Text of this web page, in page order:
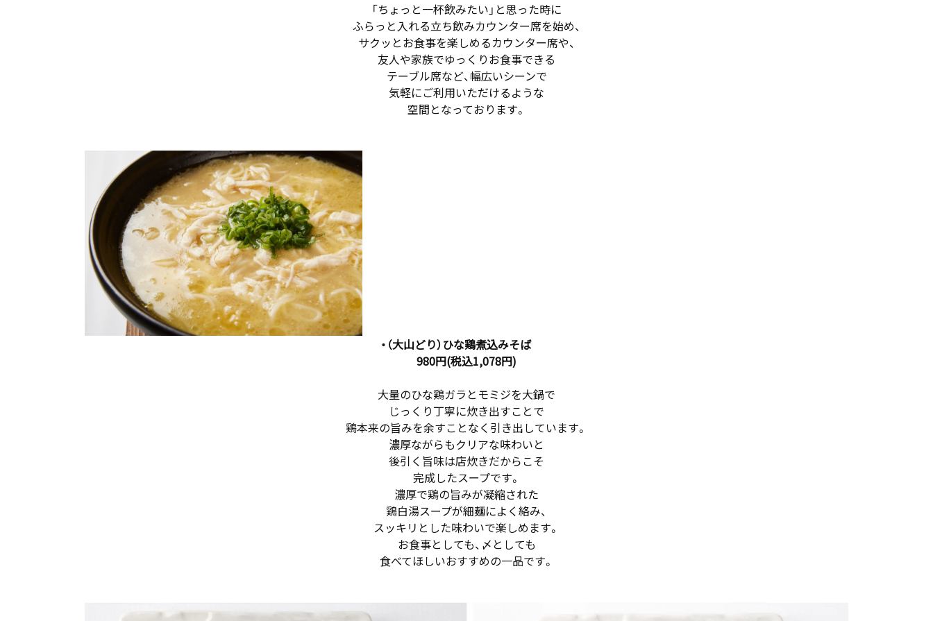
「ちょっと一杯飲みたい」と思った時に
ふらっと入れる立ち飲みカウンター席を始め、
サクッとお食事を楽しめるカウンター席や、
友人や家族でゆっくりお食事できる
テーブル席など、幅広いシーンで
気軽にご利用いただけるような
空間となっております。
・（大山どり）ひな鶏煮込みそば
980円(税込1,078円)
大量のひな鶏ガラとモミジを大鍋で
じっくり丁寧に炊き出すことで
鶏本来の旨みを余すことなく引き出しています。
濃厚ながらもクリアな味わいと
後引く旨味は店炊きだからこそ
完成したスープです。
濃厚で鶏の旨みが凝縮された
鶏白湯スープが細麺によく絡み、
スッキリとした味わいで楽しめます。
お食事としても、〆としても
食べてほしいおすすめの一品です。